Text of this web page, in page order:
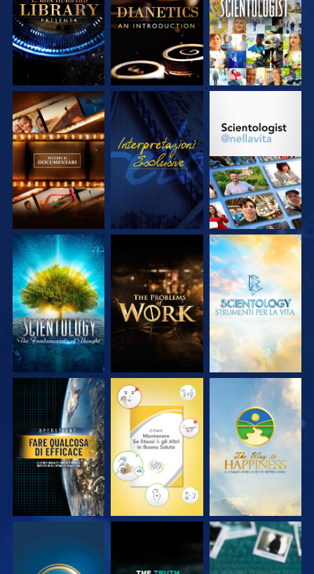
SERIE
SERIE
ESPLORA LE
SERIE
GUARDA
ESPLORA LE
ESPLORA LE
SERIE
ESPLORA LE
SERIE
ESPLORA LE
SERIE
GUARDA GUARDA GUARDA
GUARDA GUARDA GUARDA